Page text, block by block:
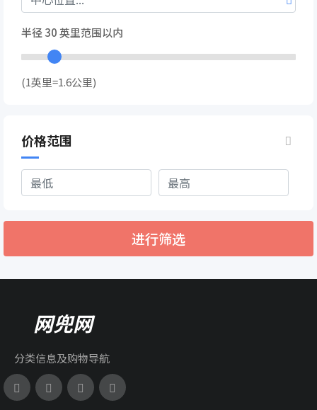
半径30英里范围以内
(1英里=1.6公里)
价格范围
进行筛选
网兜网
分类信息及购物导航